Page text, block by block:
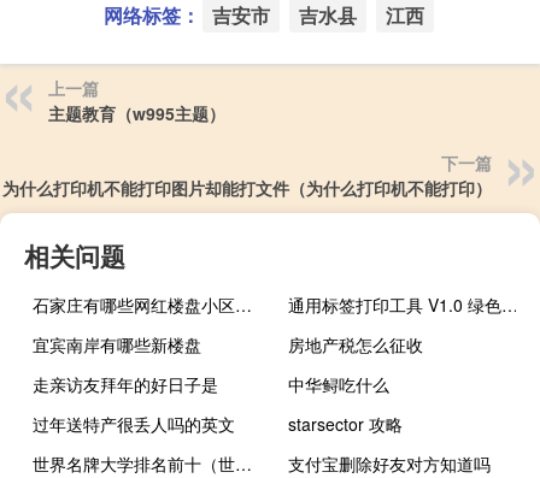
网络标签： 吉安市 吉水县 江西
上一篇
主题教育（w995主题）
下一篇
为什么打印机不能打印图片却能打文件（为什么打印机不能打印）
相关问题
石家庄有哪些网红楼盘小区？介绍5个最知名地产项目
通用标签打印工具 V1.0 绿色免费版（通用标签打印工具 V1.0 绿色免费版功能简介）
宜宾南岸有哪些新楼盘
房地产税怎么征收
走亲访友拜年的好日子是
中华鲟吃什么
过年送特产很丢人吗的英文
starsector 攻略
世界名牌大学排名前十（世界名牌大学）
支付宝删除好友对方知道吗